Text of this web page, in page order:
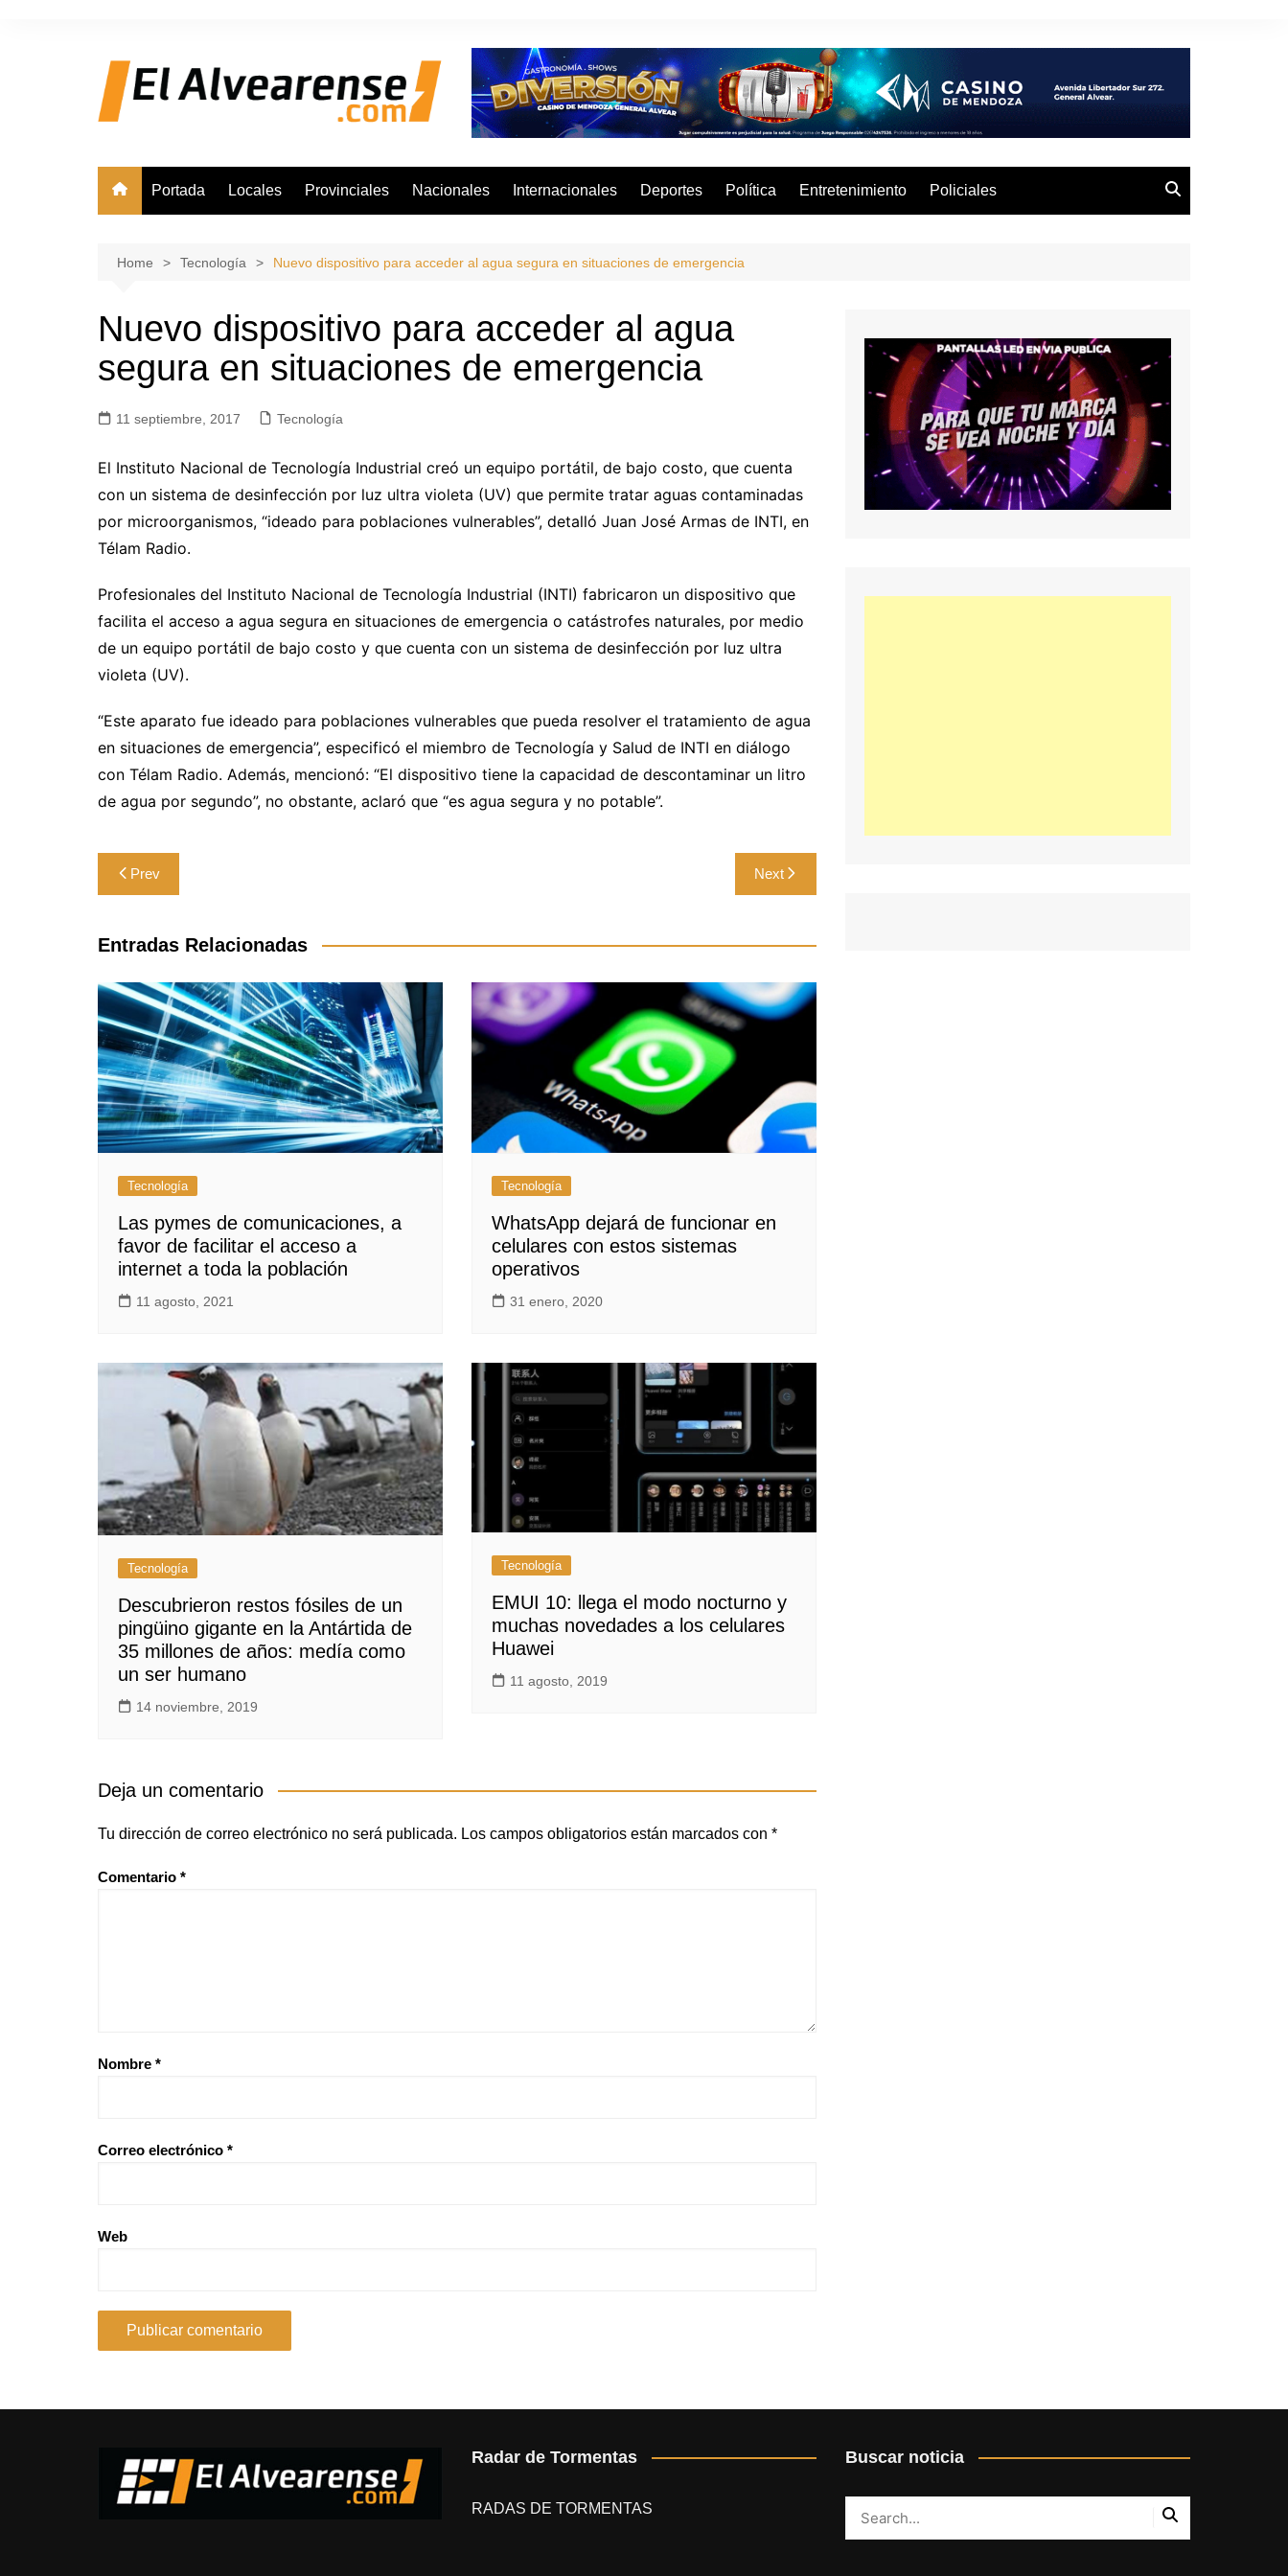
Portada Locales Provinciales Nacionales Internacionales Deportes Política Entretenimiento Policiales
Home Tecnología Nuevo dispositivo para acceder al agua segura en situaciones de emergencia
Nuevo dispositivo para acceder al agua
segura en situaciones de emergencia
11 septiembre, 2017 Tecnología
El Instituto Nacional de Tecnología Industrial creó un equipo portátil, de bajo costo, que cuenta
con un sistema de desinfección por luz ultra violeta (UV) que permite tratar aguas contaminadas
por microorganismos, “ideado para poblaciones vulnerables”, detalló Juan José Armas de INTI, en
Télam Radio.
Profesionales del Instituto Nacional de Tecnología Industrial (INTI) fabricaron un dispositivo que
facilita el acceso a agua segura en situaciones de emergencia o catástrofes naturales, por medio
de un equipo portátil de bajo costo y que cuenta con un sistema de desinfección por luz ultra
violeta (UV).
“Este aparato fue ideado para poblaciones vulnerables que pueda resolver el tratamiento de agua
en situaciones de emergencia”, especificó el miembro de Tecnología y Salud de INTI en diálogo
con Télam Radio. Además, mencionó: “El dispositivo tiene la capacidad de descontaminar un litro
de agua por segundo”, no obstante, aclaró que “es agua segura y no potable”.
Navegación
de
entradas
Prev Next
Entradas Relacionadas
Tecnología
Las pymes de comunicaciones, a
favor de facilitar el acceso a
internet a toda la población
11 agosto, 2021
Tecnología
WhatsApp dejará de funcionar en
celulares con estos sistemas
operativos
31 enero, 2020
Tecnología
Descubrieron restos fósiles de un
pingüino gigante en la Antártida de
35 millones de años: medía como
un ser humano
14 noviembre, 2019
Tecnología
EMUI 10: llega el modo nocturno y
muchas novedades a los celulares
Huawei
11 agosto, 2019
Deja un comentario
Tu dirección de correo electrónico no será publicada. Los campos obligatorios están marcados con *
Comentario *
Nombre *
Correo electrónico *
Web
Radar de Tormentas
RADAS DE TORMENTAS
Buscar noticia